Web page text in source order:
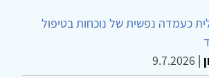
כעמדה נפשית של נוכחות בטיפול
|
9.7.2026